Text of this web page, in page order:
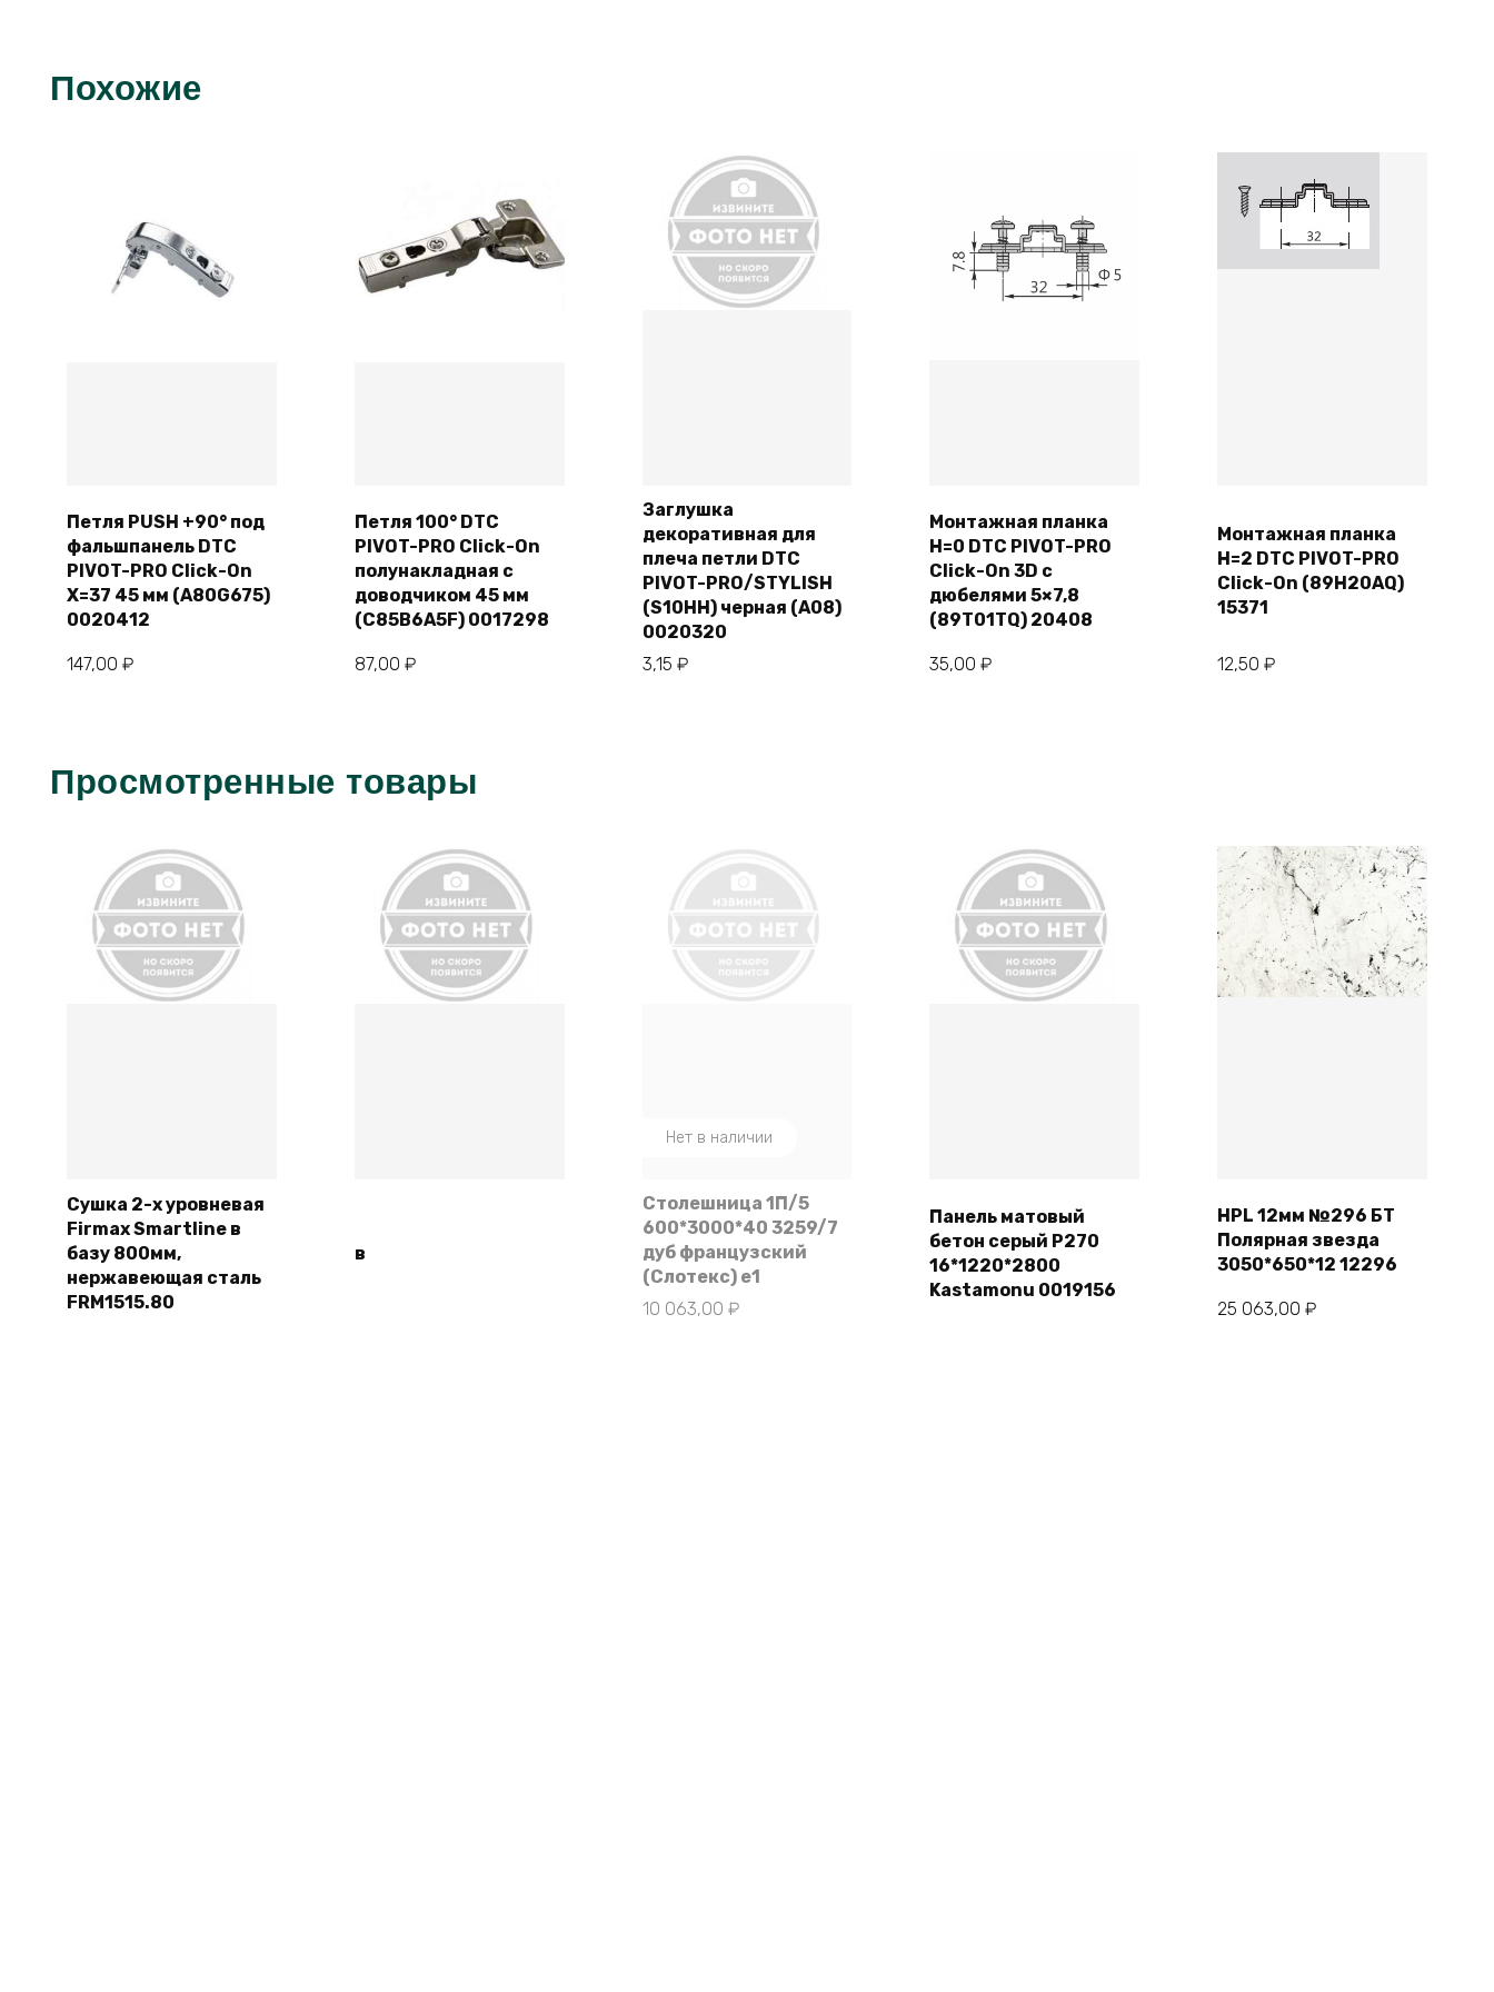
Похожие
В корзину
Петля PUSH +90° под
фальшпанель DTC
PIVOT-PRO Click-On
X=37 45 мм (A80G675)
0020412
147,00 ₽
В корзину
Петля 100° DTC
PIVOT-PRO Click-On
полунакладная с
доводчиком 45 мм
(C85B6A5F) 0017298
87,00 ₽
В корзину
Заглушка
декоративная для
плеча петли DTC
PIVOT-PRO/STYLISH
(S10HH) черная (A08)
0020320
3,15 ₽
В корзину
Монтажная планка
H=0 DTC PIVOT-PRO
Click-On 3D с
дюбелями 5×7,8
(89T01TQ) 20408
35,00₽
В корзину
Монтажная планка
H=2 DTC PIVOT-PRO
Click-On (89H20AQ)
15371
12,50₽
Просмотренные товары
Подробнее
Сушка 2-х уровневая
Firmax Smartline в
базу 800мм,
нержавеющая сталь
FRM1515.80
в
Нет в наличии
Столешница 1П/5
600*3000*40 3259/7
дуб французский
(Слотекс) e1
10 063,00 ₽
Подробнее
Панель матовый
бетон серый Р270
16*1220*2800
Kastamonu 0019156
В корзину
HPL 12мм №296 БТ
Полярная звезда
3050*650*12 12296
25 063,00₽